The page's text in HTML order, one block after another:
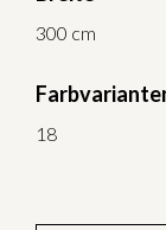
300 cm
18